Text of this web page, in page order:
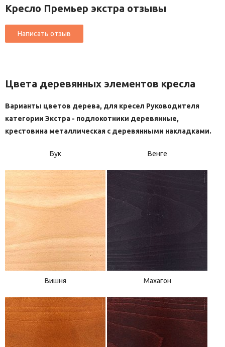
Кресло Премьер экстра отзывы
Цвета деревянных элементов кресла
Варианты цветов дерева, для кресел Руководителя
категории Экстра - подлокотники деревянные,
крестовина металлическая с деревянными накладками.
Бук Венге
Вишня Махагон